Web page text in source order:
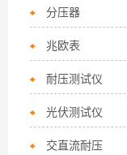
分压器
兆欧表
耐压测试仪
光伏测试仪
交直流耐压